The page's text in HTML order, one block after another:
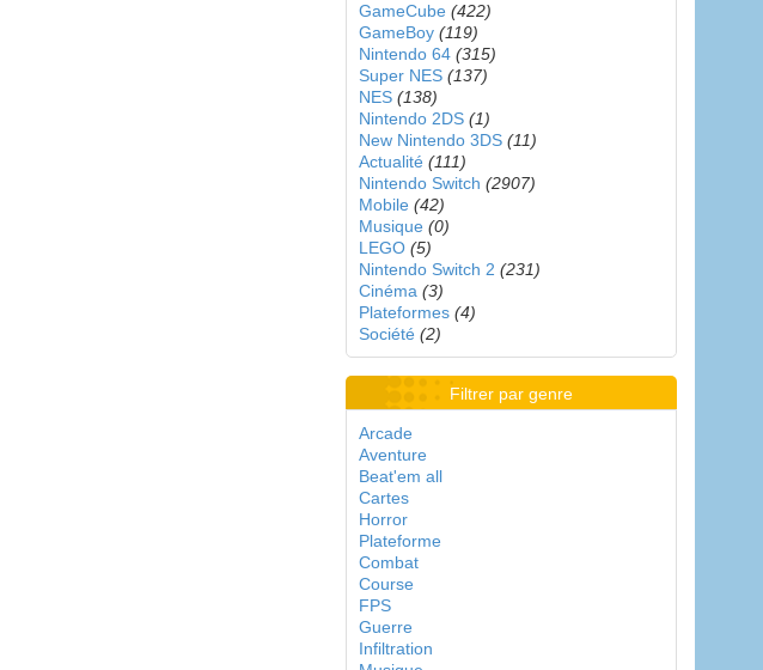
GameCube (422)
GameBoy (119)
Nintendo 64 (315)
Super NES (137)
NES (138)
Nintendo 2DS (1)
New Nintendo 3DS (11)
Actualité (111)
Nintendo Switch (2907)
Mobile (42)
Musique (0)
LEGO (5)
Nintendo Switch 2 (231)
Cinéma (3)
Plateformes (4)
Société (2)
Filtrer par genre
Arcade
Aventure
Beat'em all
Cartes
Horror
Plateforme
Combat
Course
FPS
Guerre
Infiltration